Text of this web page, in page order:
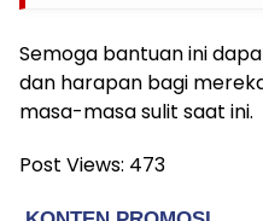
Semoga bantuan ini
dan harapan bagi
masa-masa sulit saat ini.
Post Views: 473